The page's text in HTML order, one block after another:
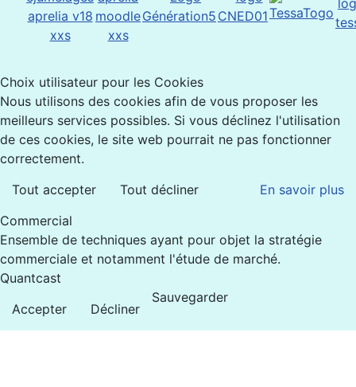
Choix utilisateur pour les Cookies
Nous utilisons des cookies afin de vous proposer les
meilleurs services possibles. Si vous déclinez l'utilisation
de ces cookies, le site web pourrait ne pas fonctionner
correctement.
Tout accepter
Tout décliner
En savoir plus
Commercial
Ensemble de techniques ayant pour objet la stratégie
commerciale et notamment l'étude de marché.
Quantcast
Accepter
Décliner
Sauvegarder